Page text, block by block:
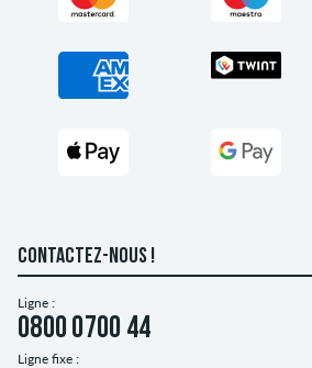
CONTACTEZ-NOUS !
Ligne :
0800 0700 44
Ligne fixe :